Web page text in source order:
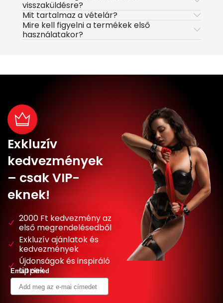
visszaküldésre?
Mit tartalmaz a vételár?
Mire kell figyelni a termékek első
használatakor?
Exkluzív
kedvezmények
– csak VIP-
eknek!
2000 Ft kedvezmény az
első megrendelésedből
Exkluzív ajánlatok és
kedvezmények
Újdonságok és inspiráló
tippek
Email címed